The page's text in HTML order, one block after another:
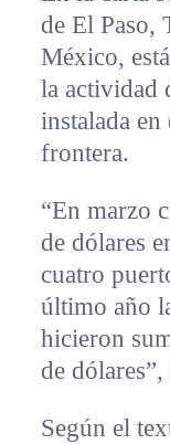
de El Paso,
México,
la actividad
instalada
frontera.
“En marzo
de dólares
cuatro
último año
hicieron
de
Según el